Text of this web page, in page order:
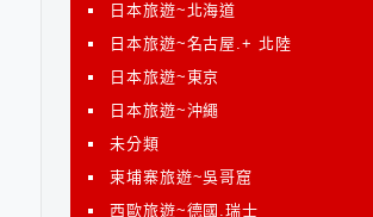
日本旅遊~北海道
日本旅遊~名古屋.+ 北陸
日本旅遊~東京
日本旅遊~沖繩
未分類
柬埔寨旅遊~吳哥窟
西歐旅遊~德國.瑞士